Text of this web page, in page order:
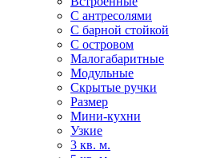
С антресолями
С барной стойкой
С островом
Малогабаритные
Модульные
Скрытые ручки
Размер
Мини-кухни
Узкие
3 кв. м.